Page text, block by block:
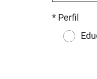
* Perfil